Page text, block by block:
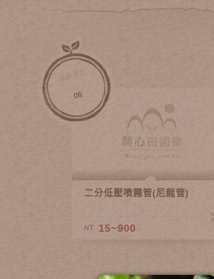
產品查詢
06
二分低壓噴霧管(尼龍管)
NT. 15~900